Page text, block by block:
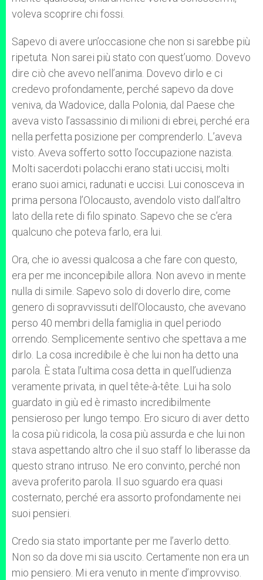
voleva scoprire chi fossi.
Sapevo di avere un’occasione che non si sarebbe più
ripetuta. Non sarei più stato con quest’uomo. Dovevo
dire ciò che avevo nell’anima. Dovevo dirlo e ci
credevo profondamente, perché sapevo da dove
veniva, da Wadovice, dalla Polonia, dal Paese che
aveva visto l’assassinio di milioni di ebrei, perché era
nella perfetta posizione per comprenderlo. L’aveva
visto. Aveva sofferto sotto l’occupazione nazista.
Molti sacerdoti polacchi erano stati uccisi, molti
erano suoi amici, radunati e uccisi. Lui conosceva in
prima persona l’Olocausto, avendolo visto dall’altro
lato della rete di filo spinato. Sapevo che se c’era
qualcuno che poteva farlo, era lui.
Ora, che io avessi qualcosa a che fare con questo,
era per me inconcepibile allora. Non avevo in mente
nulla di simile. Sapevo solo di doverlo dire, come
genero di sopravvissuti dell’Olocausto, che avevano
perso 40 membri della famiglia in quel periodo
orrendo. Semplicemente sentivo che spettava a me
dirlo. La cosa incredibile è che lui non ha detto una
parola. È stata l’ultima cosa detta in quell’udienza
veramente privata, in quel tête-à-tête. Lui ha solo
guardato in giù ed è rimasto incredibilmente
pensieroso per lungo tempo. Ero sicuro di aver detto
la cosa più ridicola, la cosa più assurda e che lui non
stava aspettando altro che il suo staff lo liberasse da
questo strano intruso. Ne ero convinto, perché non
aveva proferito parola. Il suo sguardo era quasi
costernato, perché era assorto profondamente nei
suoi pensieri.
Credo sia stato importante per me l’averlo detto.
Non so da dove mi sia uscito. Certamente non era un
mio pensiero. Mi era venuto in mente d’improvviso.